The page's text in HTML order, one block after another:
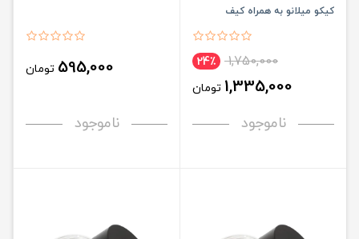
کیکو میلانو به همراه کیف
1,750,000 24٪
1,335,000 تومان
ناموجود
595,000 تومان
ناموجود